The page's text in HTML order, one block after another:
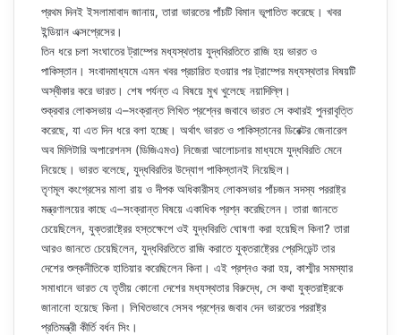
প্রথম দিনই ইসলামাবাদ জানায়, তারা ভারতের পাঁচটি বিমান ভূপাতিত করেছে। খবর
ইন্ডিয়ান এক্সপ্রেসের।
তিন ধরে চলা সংঘাতের ট্রাম্পের মধ্যস্থতায় যুদ্ধবিরতিতে রাজি হয় ভারত ও
পাকিস্তান। সংবাদমাধ্যমে এমন খবর প্রচারিত হওয়ার পর ট্রাম্পের মধ্যস্থতার বিষয়টি
অস্বীকার করে ভারত। শেষ পর্যন্ত এ বিষয়ে মুখ খুলেছে নয়াদিল্লি।
শুক্রবার লোকসভায় এ–সংক্রান্ত লিখিত প্রশ্নের জবাবে ভারত সে কথারই পুনরাবৃত্তি
করেছে, যা এত দিন ধরে বলা হচ্ছে। অর্থাৎ ভারত ও পাকিস্তানের ডিরেক্টর জেনারেল
অব মিলিটারি অপারেশনস (ডিজিএমও) নিজেরা আলোচনার মাধ্যমে যুদ্ধবিরতি মেনে
নিয়েছে। ভারত বলেছে, যুদ্ধবিরতির উদ্যোগ পাকিস্তানই নিয়েছিল।
তৃণমূল কংগ্রেসের মালা রায় ও দীপক অধিকারীসহ লোকসভার পাঁচজন সদস্য পররাষ্ট্র
মন্ত্রণালয়ের কাছে এ–সংক্রান্ত বিষয়ে একাধিক প্রশ্ন করেছিলেন। তারা জানতে
চেয়েছিলেন, যুক্তরাষ্ট্রের হস্তক্ষেপে ওই যুদ্ধবিরতি ঘোষণা করা হয়েছিল কিনা? তারা
আরও জানতে চেয়েছিলেন, যুদ্ধবিরতিতে রাজি করাতে যুক্তরাষ্ট্রের প্রেসিডেন্ট তার
দেশের শুল্কনীতিকে হাতিয়ার করেছিলেন কিনা। এই প্রশ্নও করা হয়, কাশ্মীর সমস্যার
সমাধানে ভারত যে তৃতীয় কোনো দেশের মধ্যস্থতার বিরুদ্ধে, সে কথা যুক্তরাষ্ট্রকে
জানানো হয়েছে কিনা। লিখিতভাবে সেসব প্রশ্নের জবাব দেন ভারতের পররাষ্ট্র
প্রতিমন্ত্রী কীর্তি বর্ধন সিং।